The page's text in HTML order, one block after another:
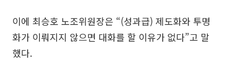
이에 최승호 노조위원장은 “(성과급) 제도화와 투명
화가 이뤄지지 않으면 대화를 할 이유가 없다”고 말
했다.